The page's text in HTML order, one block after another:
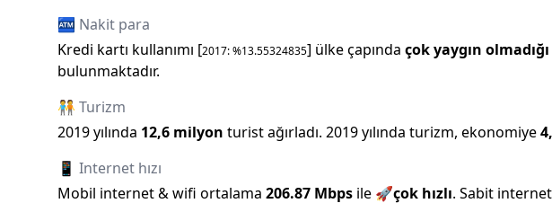
🏧 Nakit para
Kredi kartı kullanımı [2017: %13.55324835] ülke çapında çok yaygın
bulunmaktadır.
🧑‍🤝‍🧑 Turizm
2019yılında 12,6 milyon turist ağırladı. 2019yılında turizm, ekonomiye
📱 Internet hızı
Mobil internet & wifi ortalama 206.87 Mbps ile 🚀çok hızlı. Sabit